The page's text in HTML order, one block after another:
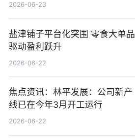
2026-06-23
盐津铺子平台化突围 零食大单品
驱动盈利跃升
2026-06-22
焦点资讯：林平发展：公司新产
线已在今年3月开工运行
2026-06-22